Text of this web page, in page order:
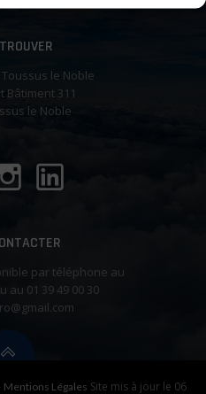
l’article
le Noble
Bâtiment 311
le Noble
par téléphone au
au 01 39 49 00 30
Mentions Légales Site mis à jour le 06